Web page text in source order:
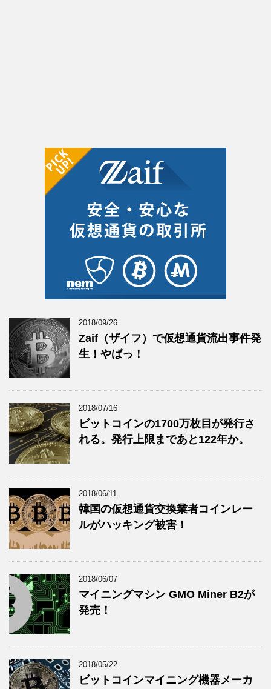
2018/09/26
Zaif（ザイフ）で仮想通貨流出事件発
生！やばっ！
2018/07/16
ビットコインの1700万枚目が発行さ
れる。発行上限まであと122年か。
2018/06/11
韓国の仮想通貨交換業者コインレー
ルがハッキング被害！
2018/06/07
マイニングマシン GMO Miner B2が
発売！
2018/05/22
ビットコインマイニング機器メーカ